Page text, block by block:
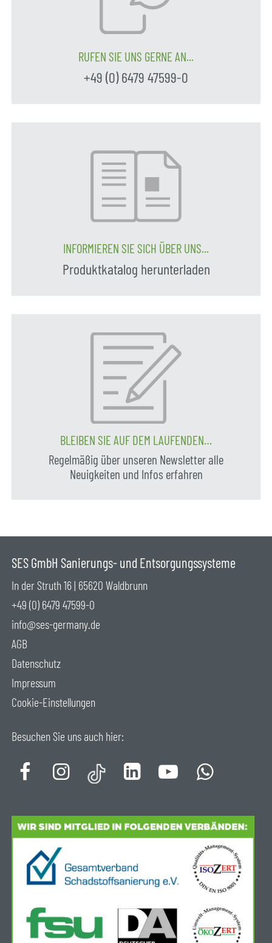
RUFEN SIE UNS GERNE AN...
+49 (0) 6479 47599-0
INFORMIEREN SIE SICH ÜBER UNS...
Produktkatalog herunterladen
BLEIBEN SIE AUF DEM LAUFENDEN…
Regelmäßig über unseren Newsletter alle
Neuigkeiten und Infos erfahren
SES GmbH Sanierungs- und Entsorgungssysteme
In der Struth 16 | 65620 Waldbrunn
+49 (0) 6479 47599-0
info@ses-germany.de
AGB
Datenschutz
Impressum
Cookie-Einstellungen
Besuchen Sie uns auch hier: